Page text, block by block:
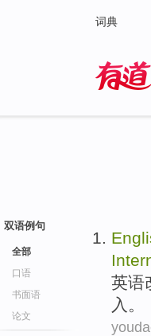
词典
双语例句
全部
口语
书面语
论文
英语
入 。